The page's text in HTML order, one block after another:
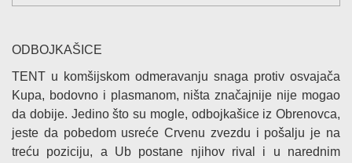
ODBOJKAŠICE
TENT u komšijskom odmeravanju snaga protiv osvajača
Kupa, bodovno i plasmanom, ništa značajnije nije mogao
da dobije. Jedino što su mogle, odbojkašice iz Obrenovca,
jeste da pobedom usreće Crvenu zvezdu i pošalju je na
treću poziciju, a Ub postane njihov rival i u narednim